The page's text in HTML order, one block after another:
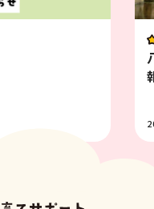
公園フジサキの杜イベン